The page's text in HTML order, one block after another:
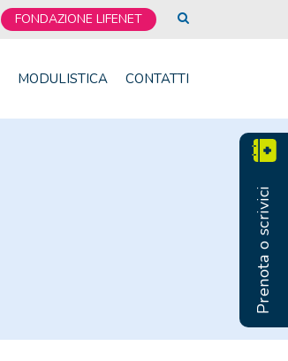
FONDAZIONE LIFENET
MODULISTICA CONTATTI
Prenota o scrivici